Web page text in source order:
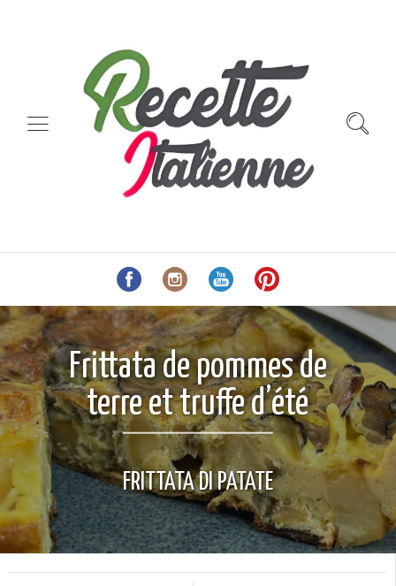
Frittata de pommes de
terre et truffe d’été
FRITTATA DI PATATE